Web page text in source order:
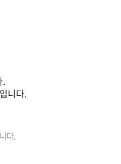
.
니다.
다.